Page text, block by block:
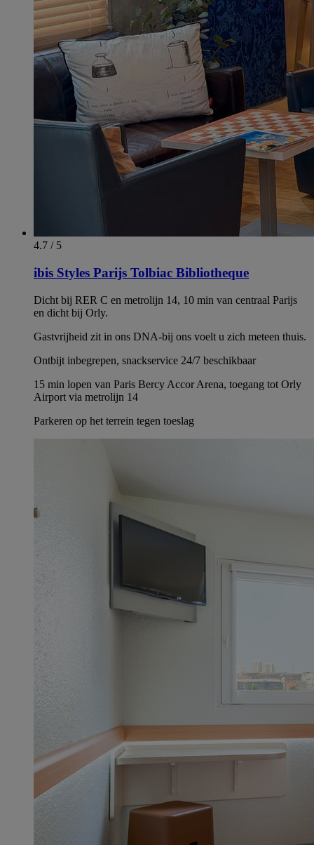
4.7 / 5
ibis Styles Parijs Tolbiac Bibliotheque
Dicht bij RER C en metrolijn 14, 10 min van centraal Parijs
en dicht bij Orly.
Gastvrijheid zit in ons DNA-bij ons voelt u zich meteen thuis.
Ontbijt inbegrepen, snackservice 24/7 beschikbaar
15 min lopen van Paris Bercy Accor Arena, toegang tot Orly
Airport via metrolijn 14
Parkeren op het terrein tegen toeslag